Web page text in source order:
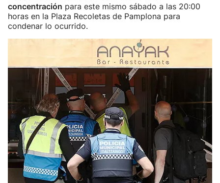
concentración para este mismo sábado a las 20:00
horas en la Plaza Recoletas de Pamplona para
condenar lo ocurrido.